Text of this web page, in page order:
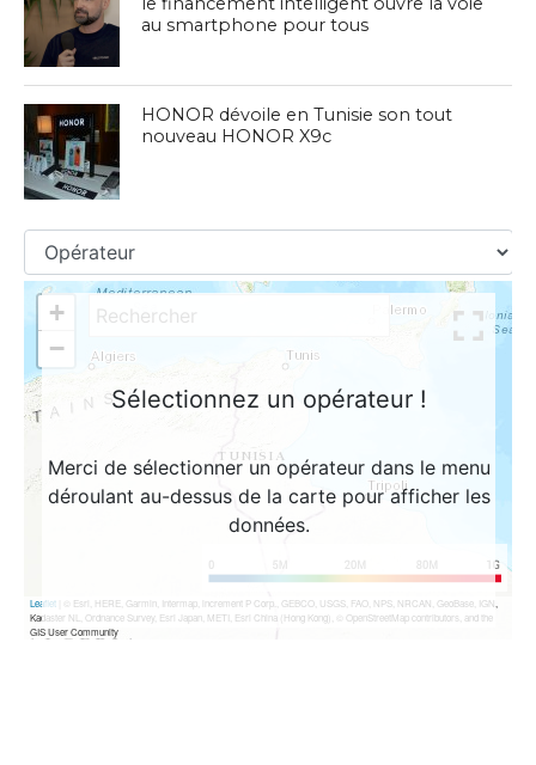
au smartphone pour tous
HONOR dévoile en Tunisie son tout
nouveau HONOR X9c